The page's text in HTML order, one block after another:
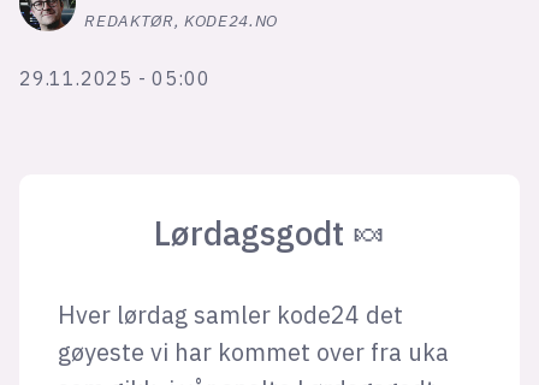
REDAKTØR, KODE24.NO
29.11.2025 - 05:00
Lørdagsgodt 🍬
Hver lørdag samler kode24 det
gøyeste vi har kommet over fra uka
Facebook